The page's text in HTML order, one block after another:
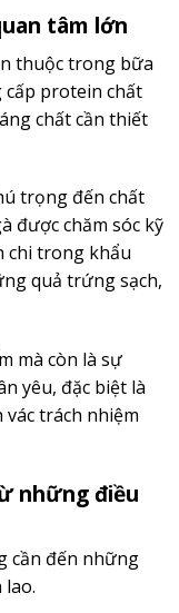
tâm lớn
thuộc trong bữa
cấp protein chất
chất cần thiết
trọng đến chất
được chăm sóc kỹ
chi trong khẩu
quả trứng sạch,
mà còn là sự
yêu, đặc biệt là
trách nhiệm
những điều
cần đến những